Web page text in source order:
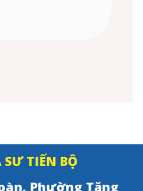
TIẾN BỘ
Phường Tăng